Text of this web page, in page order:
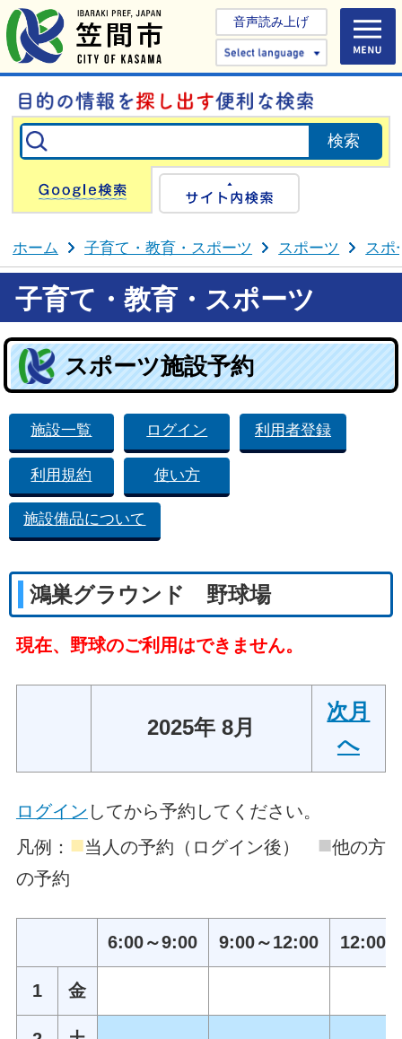
音声読み上げ
Select
Google検索
ホーム 子育て・教育・スポーツ スポーツ スポ
子育て・教育・スポーツ
スポーツ施設予約
施設一覧 ログイン 利用者登録
利用規約 使い方
施設備品について
鴻巣グラウンド 野球場
現在、野球のご利用はできません。
2025年 8月
次月
へ
ログイン してから予約してください。
凡例： ■当人の予約（ログイン後） ■他の方
の予約
6:00～9:00 9:00～12:00 12:00
1 金